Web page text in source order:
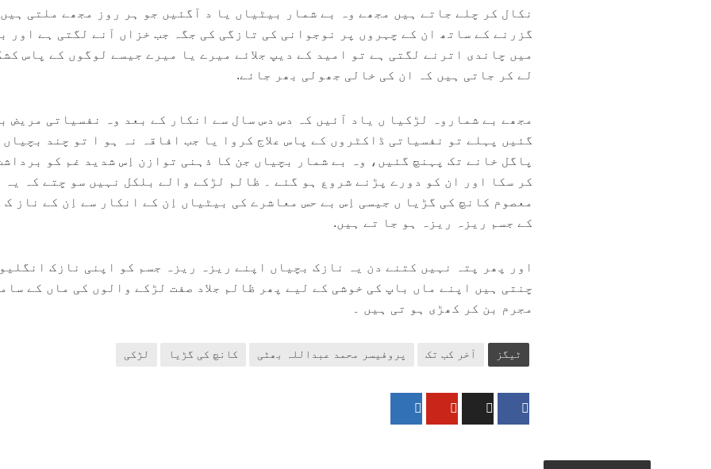
نکال کر چلے جاتے ہیں مجھے وہ بے شمار بیٹیاں یا د آگئیں جو ہر روز مجھے ملتی
گزرنے کے ساتھ ان کے چہروں پر نوجوانی کی تازگی کی جگہ جب خزاں آنے لگتی ہے اور
میں چاندی اترنے لگتی ہے تو امید کے دیپ جلائے میرے یا میرے جیسے لوگوں کے پاس
لے کر جاتی ہیں کہ ان کی خالی جھولی بھر جائے.
مجھے بے شماروہ لڑکیا ں یاد آئیں کہ دس دس سال سے انکار کے بعد وہ نفسیاتی مریض
گئیں پہلے تو نفسیاتی ڈاکٹروں کے پاس علاج کروا یا جب افاقہ نہ ہو ا تو چند بچیاں
پاگل خانے تک پہنچ گئیں، وہ بے شمار بچیاں جن کا ذہنی توازن اِس شدید غم کو
کر سکا اور ان کو دورے پڑنے شروع ہو گئے ۔ ظالم لڑکے والے بلکل نہیں سو چتے کہ یہ
معصوم کانچ کی گڑیا ں جیسی اِس بے حس معاشرے کی بیٹیاں اِن کے انکار سے اِن کے ناز ک
کے جسم ریزہ ریزہ ہو جا تے ہیں.
اور پھر پتہ نہیں کتنے دن یہ نازک بچیاں اپنے ریزہ ریزہ جسم کو اپنی نازک
چنتی ہیں اپنے ماں باپ کی خوشی کے لیے پھر ظالم جلاد صفت لڑکے والوں کی ماں کے
مجرم بن کر کھڑی ہو تی ہیں ۔
ٹیگز آخر کب تک پروفیسر محمد عبداللہ بھٹی کانچ کی گڑیا لڑکی